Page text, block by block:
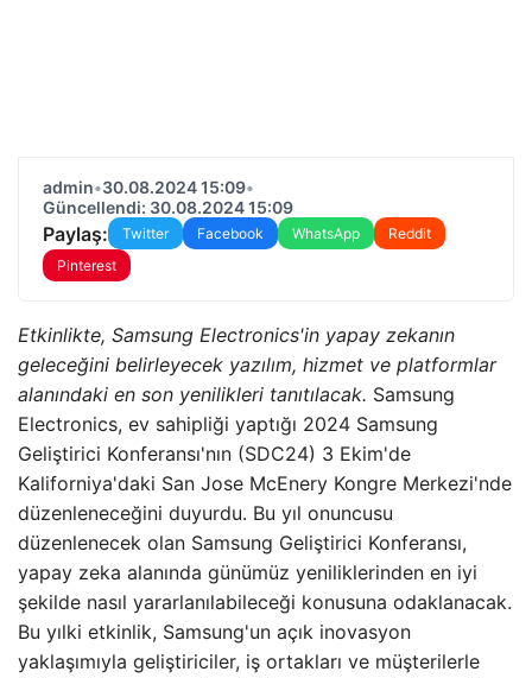
admin•30.08.2024 15:09•
Güncellendi: 30.08.2024 15:09
Paylaş: Twitter Facebook WhatsApp
Reddit
Pinterest
Etkinlikte, Samsung Electronics'in yapay zekanın
geleceğini belirleyecek yazılım, hizmet ve platformlar
alanındaki en son yenilikleri tanıtılacak. Samsung
Electronics, ev sahipliği yaptığı 2024 Samsung
Geliştirici Konferansı'nın (SDC24) 3 Ekim'de
Kaliforniya'daki San Jose McEnery Kongre Merkezi'nde
düzenleneceğini duyurdu. Bu yıl onuncusu
düzenlenecek olan Samsung Geliştirici Konferansı,
yapay zeka alanında günümüz yeniliklerinden en iyi
şekilde nasıl yararlanılabileceği konusuna odaklanacak.
Bu yılki etkinlik, Samsung'un açık inovasyon
yaklaşımıyla geliştiriciler, iş ortakları ve müşterilerle